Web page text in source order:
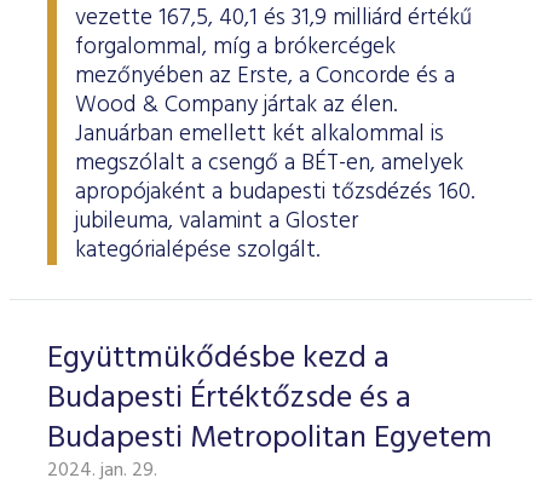
vezette 167,5, 40,1 és 31,9 milliárd értékű
forgalommal, míg a brókercégek
mezőnyében az Erste, a Concorde és a
Wood & Company jártak az élen.
Januárban emellett két alkalommal is
megszólalt a csengő a BÉT-en, amelyek
apropójaként a budapesti tőzsdézés 160.
jubileuma, valamint a Gloster
kategórialépése szolgált.
Együttmükődésbe kezd a
Budapesti Értéktőzsde és a
Budapesti Metropolitan Egyetem
2024. jan. 29.